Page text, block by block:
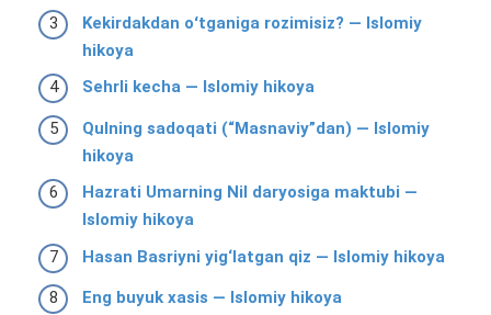
Kekirdakdan oʻtganiga rozimisiz? — Islomiy
hikoya
Sehrli kecha — Islomiy hikoya
Qulning sadoqati (“Masnaviy”dan) — Islomiy
hikoya
Hazrati Umarning Nil daryosiga maktubi —
Islomiy hikoya
Hasan Basriyni yig‘latgan qiz — Islomiy hikoya
Eng buyuk xasis — Islomiy hikoya